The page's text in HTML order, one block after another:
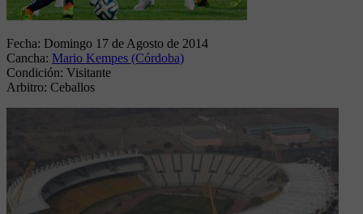
Fecha: Domingo 17 de Agosto de 2014
Cancha: Mario Kempes (Córdoba)
Condición: Visitante
Arbitro: Ceballos